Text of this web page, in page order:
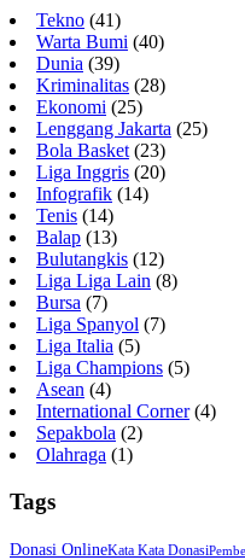
Tekno (41)
Warta Bumi (40)
Dunia (39)
Kriminalitas (28)
Ekonomi (25)
Lenggang Jakarta (25)
Bola Basket(23)
Liga Inggris (20)
Infografik (14)
Tenis (14)
Balap (13)
Bulutangkis (12)
Liga Liga Lain (8)
Bursa (7)
Liga Spanyol (7)
Liga Italia (5)
Liga Champions (5)
Asean (4)
International Corner(4)
Sepakbola (2)
Olahraga (1)
Tags
Donasi OnlineKata Kata Donasi